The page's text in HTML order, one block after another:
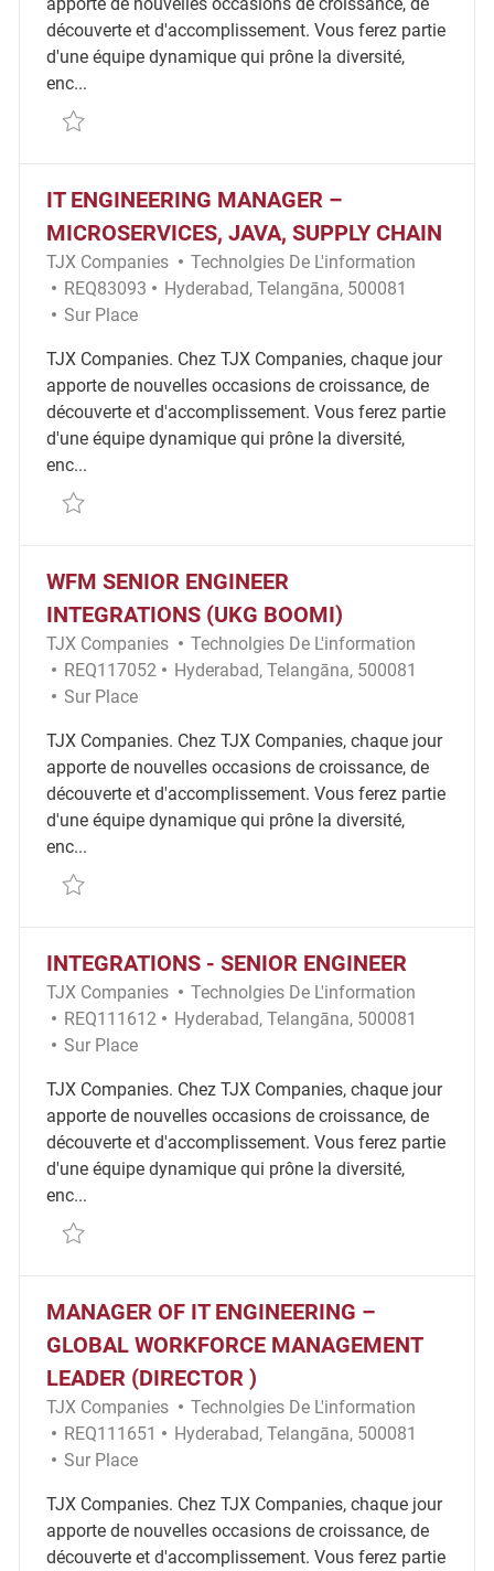
apporte de nouvelles occasions de croissance, de
découverte et d'accomplissement. Vous ferez partie
d'une équipe dynamique qui prône la diversité,
enc...
Sauvegarder Java Developer with Oracle Xstore -
IT ENGINEERING MANAGER –
MICROSERVICES, JAVA, SUPPLY CHAIN
TJX Companies Catégorie
Technolgies De L'information
ID Requis
REQ83093 Emplacement
Hyderabad, Telangāna, 500081
Remote
Sur Place
TJX Companies. Chez TJX Companies, chaque jour
apporte de nouvelles occasions de croissance, de
découverte et d'accomplissement. Vous ferez partie
d'une équipe dynamique qui prône la diversité,
enc...
Sauvegarder IT Engineering Manager –
WFM SENIOR ENGINEER
INTEGRATIONS (UKG BOOMI)
TJX Companies Catégorie
Technolgies De L'information
ID Requis
REQ117052 Emplacement
Hyderabad, Telangāna, 500081
Remote
Sur Place
TJX Companies. Chez TJX Companies, chaque jour
apporte de nouvelles occasions de croissance, de
découverte et d'accomplissement. Vous ferez partie
d'une équipe dynamique qui prône la diversité,
enc...
Sauvegarder WFM Senior Engineer Integrations
INTEGRATIONS - SENIOR ENGINEER
TJX Companies Catégorie
Technolgies De L'information
ID Requis
REQ111612 Emplacement
Hyderabad, Telangāna, 500081
Remote
Sur Place
TJX Companies. Chez TJX Companies, chaque jour
apporte de nouvelles occasions de croissance, de
découverte et d'accomplissement. Vous ferez partie
d'une équipe dynamique qui prône la diversité,
enc...
Sauvegarder Integrations - Senior Engineer
MANAGER OF IT ENGINEERING –
GLOBAL WORKFORCE MANAGEMENT
LEADER (DIRECTOR )
TJX Companies Catégorie
Technolgies De L'information
ID Requis
REQ111651 Emplacement
Hyderabad, Telangāna, 500081
Remote
Sur Place
TJX Companies. Chez TJX Companies, chaque jour
apporte de nouvelles occasions de croissance, de
découverte et d'accomplissement. Vous ferez partie